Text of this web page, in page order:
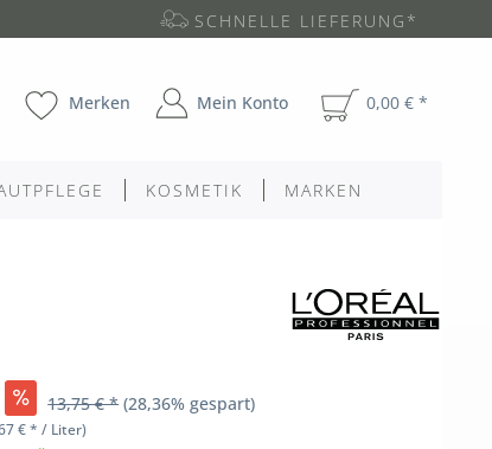
SCHNELLE LIEFERUNG*
Merken Mein Konto 0,00 € *
KOSMETIK MARKEN
13,75 € * (28,36% gespart)
€ * / Liter)